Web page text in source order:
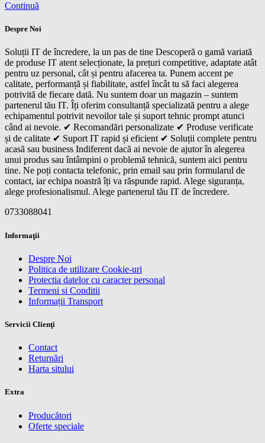
Continuă
Despre Noi
Soluții IT de încredere, la un pas de tine Descoperă o gamă variată
de produse IT atent selecționate, la prețuri competitive, adaptate atât
pentru uz personal, cât și pentru afacerea ta. Punem accent pe
calitate, performanță și fiabilitate, astfel încât tu să faci alegerea
potrivită de fiecare dată. Nu suntem doar un magazin – suntem
partenerul tău IT. Îți oferim consultanță specializată pentru a alege
echipamentul potrivit nevoilor tale și suport tehnic prompt atunci
când ai nevoie. ✔ Recomandări personalizate ✔ Produse verificate
și de calitate ✔ Suport IT rapid și eficient ✔ Soluții complete pentru
acasă sau business Indiferent dacă ai nevoie de ajutor în alegerea
unui produs sau întâmpini o problemă tehnică, suntem aici pentru
tine. Ne poți contacta telefonic, prin email sau prin formularul de
contact, iar echipa noastră îți va răspunde rapid. Alege siguranța,
alege profesionalismul. Alege partenerul tău IT de încredere.
0733088041
Informaţii
Despre Noi
Politica de utilizare Cookie-uri
Protectia datelor cu caracter personal
Termeni si Conditii
Informații Transport
Servicii Clienţi
Contact
Returnări
Harta sitului
Extra
Producători
Oferte speciale